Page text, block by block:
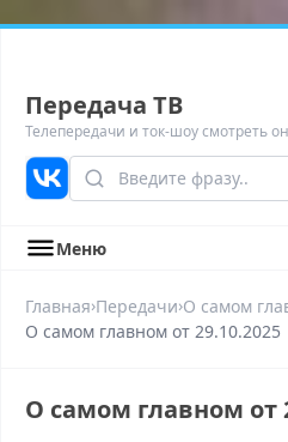
Передача ТВ
Телепередачи и ток-шоу смотреть
Меню
Главная›Передачи›О самом
О самом главном от 29.10.2025
О самом главном от